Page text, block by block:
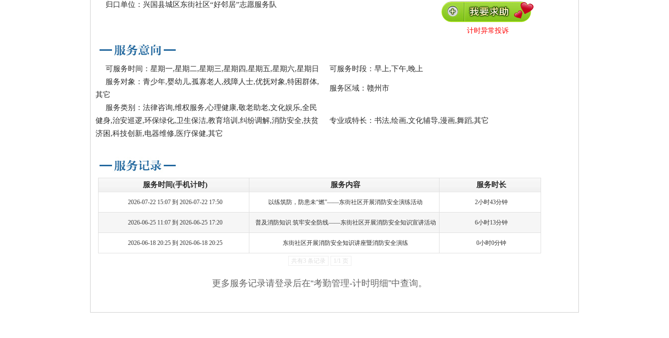
计时异常投诉
归口单位：兴国县城区东街社区“好邻居”志愿服务队
可服务时间：星期一,星期二,星期三,星期四,星期五,星期六,星期日
可服务时段：早上,下午,晚上
服务对象：青少年,婴幼儿,孤寡老人,残障人士,优抚对象,特困群体,
其它
服务区域：赣州市
服务类别：法律咨询,维权服务,心理健康,敬老助老,文化娱乐,全民
健身,治安巡逻,环保绿化,卫生保洁,教育培训,纠纷调解,消防安全,扶贫
济困,科技创新,电器维修,医疗保健,其它
专业或特长：书法,绘画,文化辅导,漫画,舞蹈,其它